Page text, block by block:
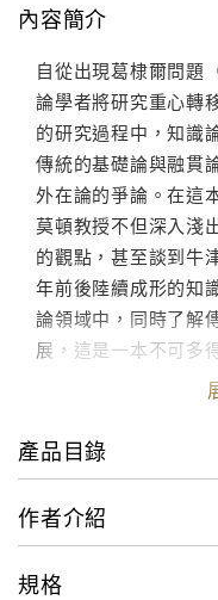
內容簡介
自從出現葛棣爾問
論學者將研究重心轉
的研究過程中，知識
傳統的基礎論與融貫
外在論的爭論。在這
莫頓教授不但深入淺
的觀點，甚至談到牛
年前後陸續成形的知
論領域中，同時了解
展，這是一本不可多
產品目錄
作者介紹
規格